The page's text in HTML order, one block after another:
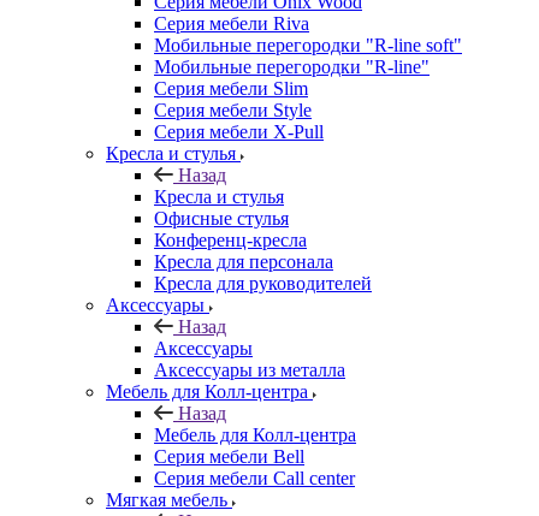
Серия мебели Riva
Мобильные перегородки "R-line soft"
Мобильные перегородки "R-line"
Серия мебели Slim
Серия мебели Style
Серия мебели X-Pull
Кресла и стулья
Назад
Кресла и стулья
Офисные стулья
Конференц-кресла
Кресла для персонала
Кресла для руководителей
Аксессуары
Назад
Аксессуары
Аксессуары из металла
Мебель для Колл-центра
Назад
Мебель для Колл-центра
Серия мебели Bell
Серия мебели Call center
Мягкая мебель